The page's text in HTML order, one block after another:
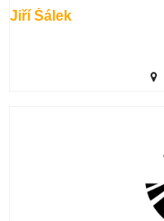
Jiří Šálek